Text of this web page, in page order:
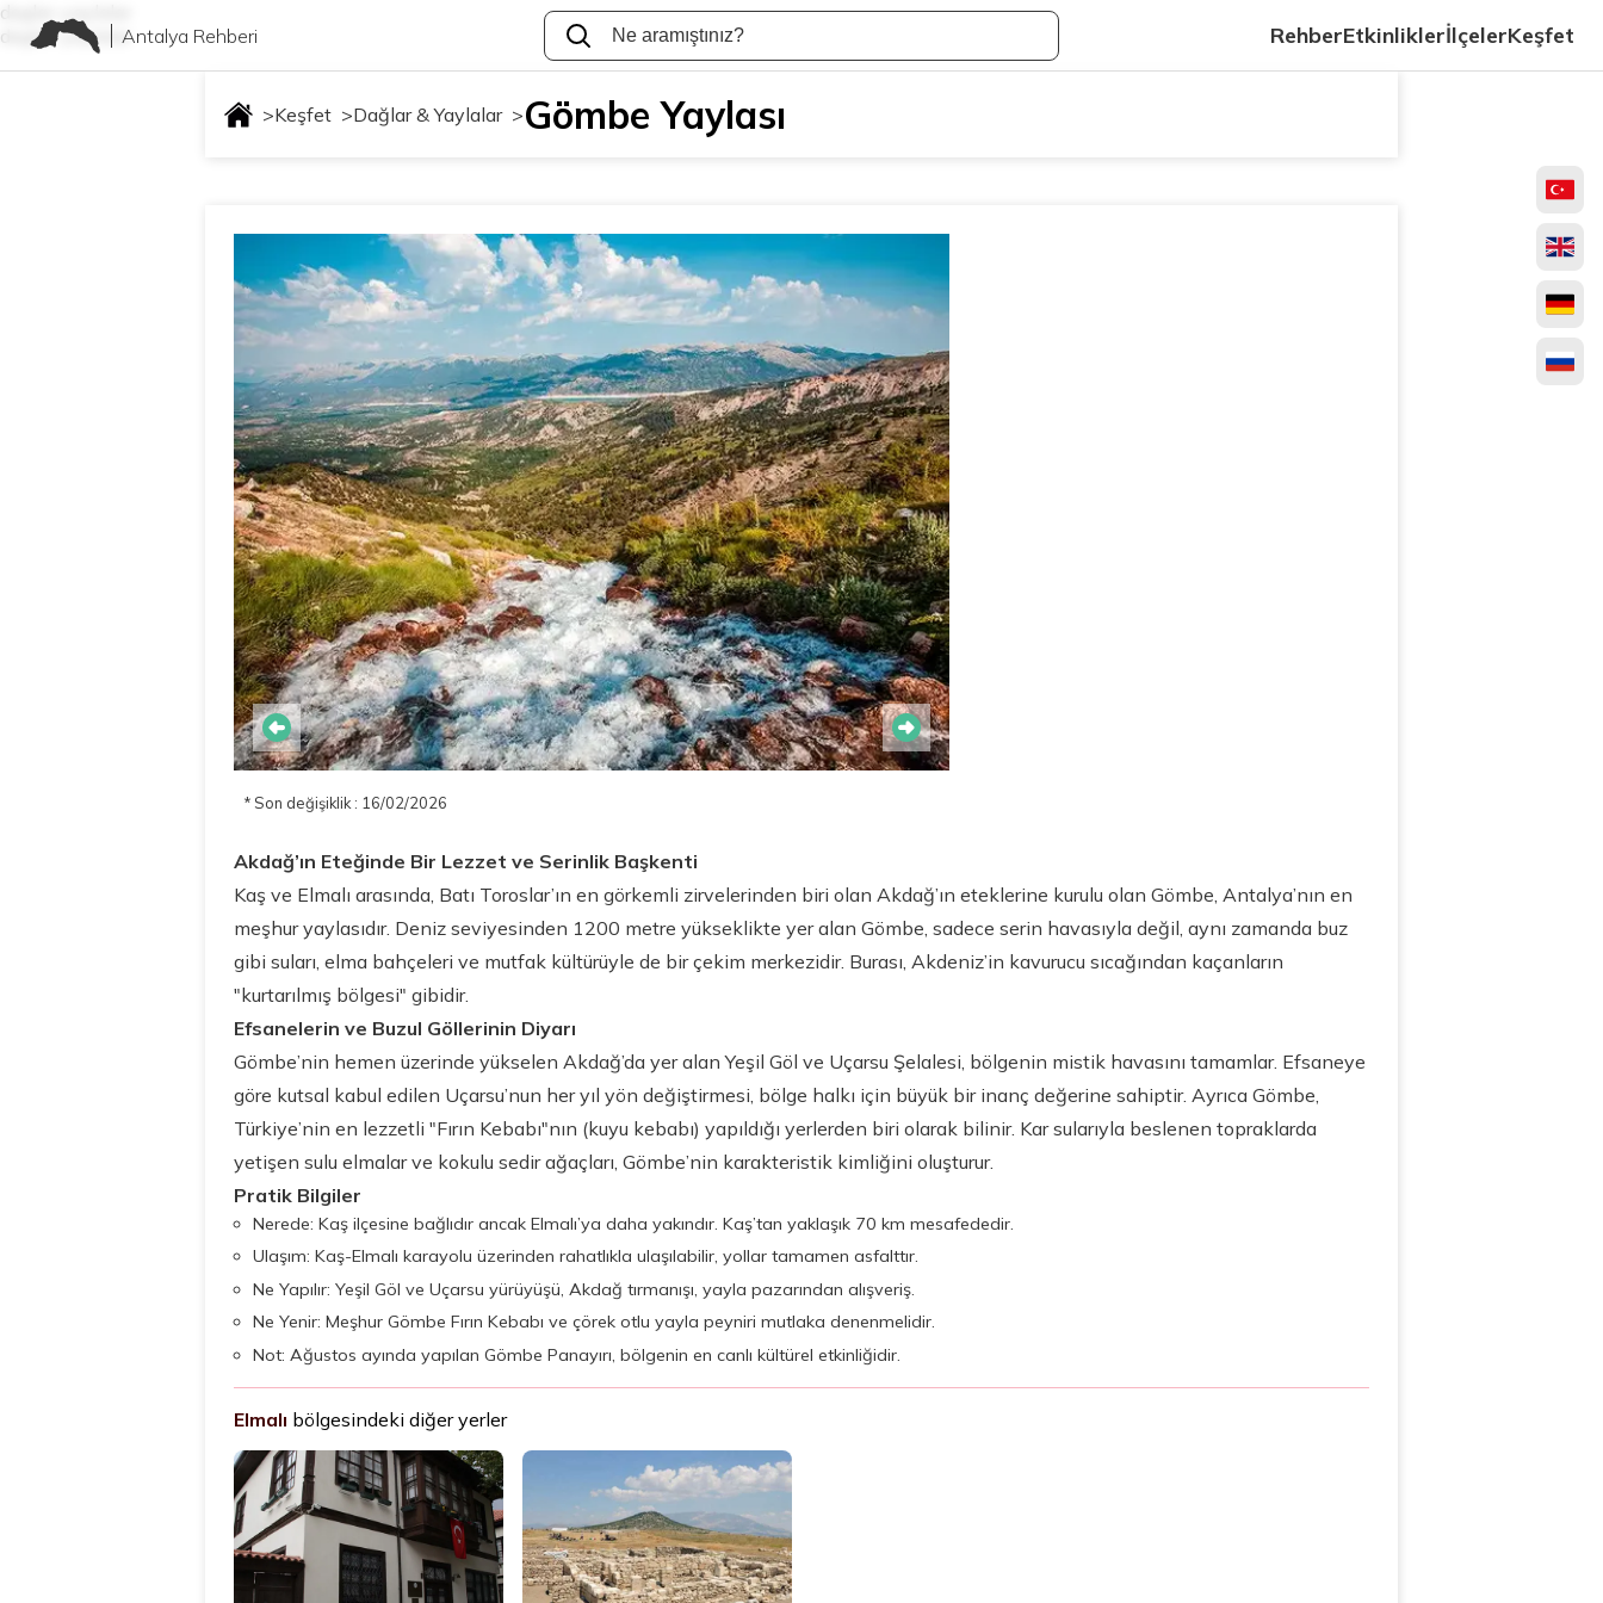
daglar-yaylalar
daglar-yaylalarAntalya Rehberi RehberEtkinliklerİlçelerKeşfet
>Keşfet >Dağlar & Yaylalar >Gömbe Yaylası
* Son değişiklik : 16/02/2026
Akdağ’ın Eteğinde Bir Lezzet ve Serinlik Başkenti
Kaş ve Elmalı arasında, Batı Toroslar’ın en görkemli zirvelerinden biri olan Akdağ’ın eteklerine kurulu olan Gömbe, Antalya’nın en
meşhur yaylasıdır. Deniz seviyesinden 1200 metre yükseklikte yer alan Gömbe, sadece serin havasıyla değil, aynı zamanda buz
gibi suları, elma bahçeleri ve mutfak kültürüyle de bir çekim merkezidir. Burası, Akdeniz’in kavurucu sıcağından kaçanların
"kurtarılmış bölgesi" gibidir.
Efsanelerin ve Buzul Göllerinin Diyarı
Gömbe’nin hemen üzerinde yükselen Akdağ’da yer alan Yeşil Göl ve Uçarsu Şelalesi, bölgenin mistik havasını tamamlar. Efsaneye
göre kutsal kabul edilen Uçarsu’nun her yıl yön değiştirmesi, bölge halkı için büyük bir inanç değerine sahiptir. Ayrıca Gömbe,
Türkiye’nin en lezzetli "Fırın Kebabı"nın (kuyu kebabı) yapıldığı yerlerden biri olarak bilinir. Kar sularıyla beslenen topraklarda
yetişen sulu elmalar ve kokulu sedir ağaçları, Gömbe’nin karakteristik kimliğini oluşturur.
Pratik Bilgiler
Nerede: Kaş ilçesine bağlıdır ancak Elmalı’ya daha yakındır. Kaş’tan yaklaşık 70 km mesafededir.
Ulaşım: Kaş-Elmalı karayolu üzerinden rahatlıkla ulaşılabilir, yollar tamamen asfalttır.
Ne Yapılır: Yeşil Göl ve Uçarsu yürüyüşü, Akdağ tırmanışı, yayla pazarından alışveriş.
Ne Yenir: Meşhur Gömbe Fırın Kebabı ve çörek otlu yayla peyniri mutlaka denenmelidir.
Not: Ağustos ayında yapılan Gömbe Panayırı, bölgenin en canlı kültürel etkinliğidir.
Elmalı bölgesindeki diğer yerler